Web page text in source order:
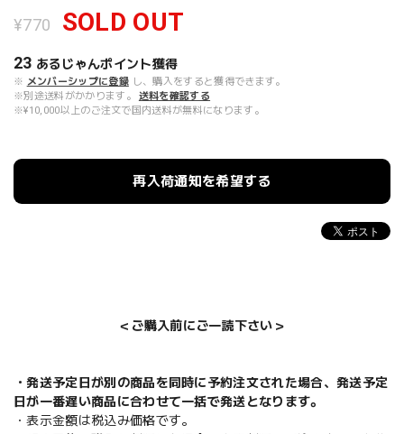
¥770 SOLD OUT
23 あるじゃんポイント獲得
※ メンバーシップに登録 し、購入をすると獲得できます。
※別途送料がかかります。
送料を確認する
※¥10,000以上のご注文で国内送料が無料になります。
再入荷通知を希望する
＜ご購入前にご一読下さい＞
・発送予定日が別の商品を同時に予約注文された場合、発送予定
日が一番遅い商品に合わせて一括で発送となります。
・表示金額は税込み価格です。